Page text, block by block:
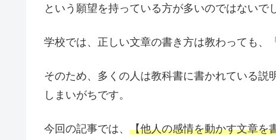
という願望を持っている方が多いのではないで
学校では、正しい文章の書き方は教わっても、
そのため、多くの人は教科書に書かれている説
しまいがちです。
今回の記事では、 【他人の感情を動かす文章を